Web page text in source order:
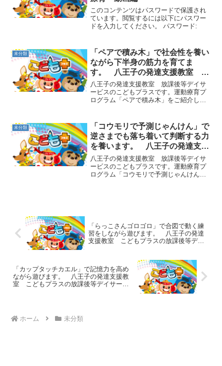
このコンテンツはパスワードで保護され
ています。閲覧するには以下にパスワー
ドを入力してください。 パスワード:
未分類
「ペアで積み木」で社会性を養い
ながら下半身の筋力を育てま
す。 八王子の発達支援教室 こ
どもプラスの放課後等デイサービ
ス
八王子の発達支援教室 放課後等デイサ
ービスのこどもプラスです。運動療育プ
ログラム「ペアで積み木」をご紹介しま
ら順番に、足だけで積み木を積み重ねて
いきます。積み木を高く積...
未分類
「コウモリで予測じゃんけん」で
逆さまでも落ち着いて判断する力
を養います。 八王子の発達支援
教室 こどもプラスの放課後等デ
イサービス
八王子の発達支援教室 放課後等デイサ
ービスのこどもプラスです。運動療育プ
ログラム「コウモリで予測じゃんけん」
「らっこさんゴロゴロ」で合図で動く練
習をしながら遊びます。 八王子の発達
支援教室 こどもプラスの放課後等デイ
「カップタッチカエル」で記憶力を高め
ながら遊びます。 八王子の発達支援教
室 こどもプラスの放課後等デイサービ
ホーム 未分類